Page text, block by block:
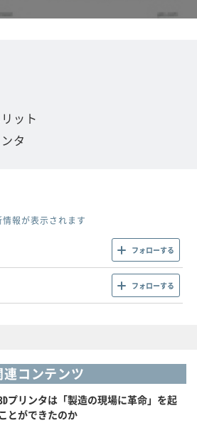
ット
タ
報が表示されます
フォローする
フォローする
連コンテンツ
プリンタは「製造の現場に革命」を起
とができたのか